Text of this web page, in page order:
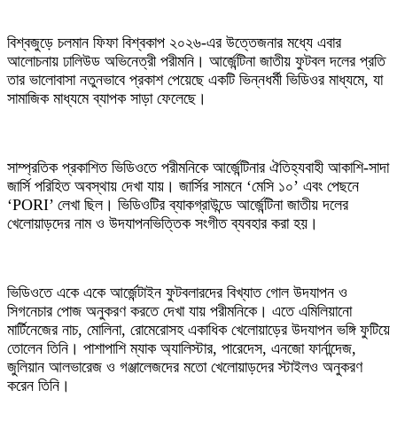
বিশ্বজুড়ে চলমান ফিফা বিশ্বকাপ ২০২৬-এর উত্তেজনার মধ্যে এবার
আলোচনায় ঢালিউড অভিনেত্রী পরীমনি। আর্জেন্টিনা জাতীয় ফুটবল দলের প্রতি
তার ভালোবাসা নতুনভাবে প্রকাশ পেয়েছে একটি ভিন্নধর্মী ভিডিওর মাধ্যমে, যা
সামাজিক মাধ্যমে ব্যাপক সাড়া ফেলেছে।
সাম্প্রতিক প্রকাশিত ভিডিওতে পরীমনিকে আর্জেন্টিনার ঐতিহ্যবাহী আকাশি-সাদা
জার্সি পরিহিত অবস্থায় দেখা যায়। জার্সির সামনে ‘মেসি ১০’ এবং পেছনে
‘PORI’ লেখা ছিল। ভিডিওটির ব্যাকগ্রাউন্ডে আর্জেন্টিনা জাতীয় দলের
খেলোয়াড়দের নাম ও উদযাপনভিত্তিক সংগীত ব্যবহার করা হয়।
ভিডিওতে একে একে আর্জেন্টাইন ফুটবলারদের বিখ্যাত গোল উদযাপন ও
সিগনেচার পোজ অনুকরণ করতে দেখা যায় পরীমনিকে। এতে এমিলিয়ানো
মার্টিনেজের নাচ, মোলিনা, রোমেরোসহ একাধিক খেলোয়াড়ের উদযাপন ভঙ্গি ফুটিয়ে
তোলেন তিনি। পাশাপাশি ম্যাক অ্যালিস্টার, পারেদেস, এনজো ফার্নান্দেজ,
জুলিয়ান আলভারেজ ও গঞ্জালেজদের মতো খেলোয়াড়দের স্টাইলও অনুকরণ
করেন তিনি।